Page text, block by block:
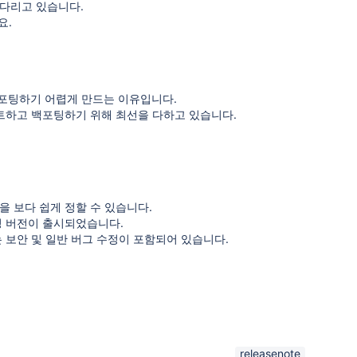
리고 있습니다.
.
팅하기 어렵게 만드는 이유입니다.
고 백포팅하기 위해 최선을 다하고 있습니다.
보다 쉽게 정할 수 있습니다.
전이 출시되었습니다.
안 및 일반 버그 수정이 포함되어 있습니다.
releasenote